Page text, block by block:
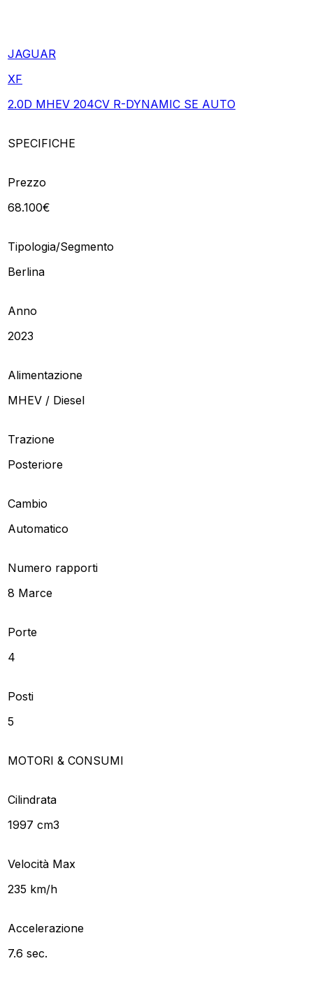
JAGUAR
XF
2.0D MHEV 204CV R-DYNAMIC SE AUTO
SPECIFICHE
Prezzo
68.100€
Tipologia/Segmento
Berlina
Anno
2023
Alimentazione
MHEV / Diesel
Trazione
Posteriore
Cambio
Automatico
Numero rapporti
8 Marce
Porte
4
Posti
5
MOTORI & CONSUMI
Cilindrata
1997 cm3
Velocità Max
235 km/h
Accelerazione
7.6 sec.